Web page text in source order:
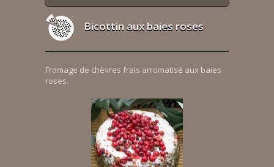
Bicottin aux baies roses
Fromage de chèvres frais arromatisé aux baies
roses.